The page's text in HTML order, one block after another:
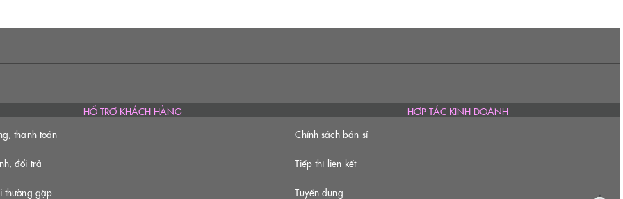
HỔ TRỢ KHÁCH HÀNG
thanh toán
đổi trả
thường gặp
HỢP TÁC KINH DOANH
Chính sách bán sỉ
Tiếp thị liên kết
Tuyển dụng